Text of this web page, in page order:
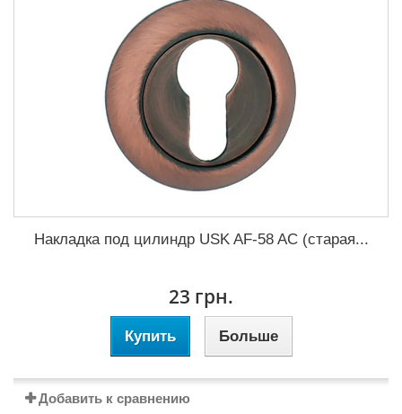
Накладка под цилиндр USK AF-58 AC (старая...
23 грн.
Купить Больше
Добавить к сравнению